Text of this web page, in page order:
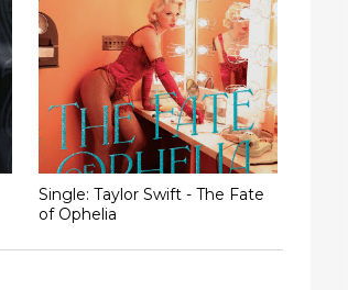
Single: Taylor Swift - The Fate
of Ophelia